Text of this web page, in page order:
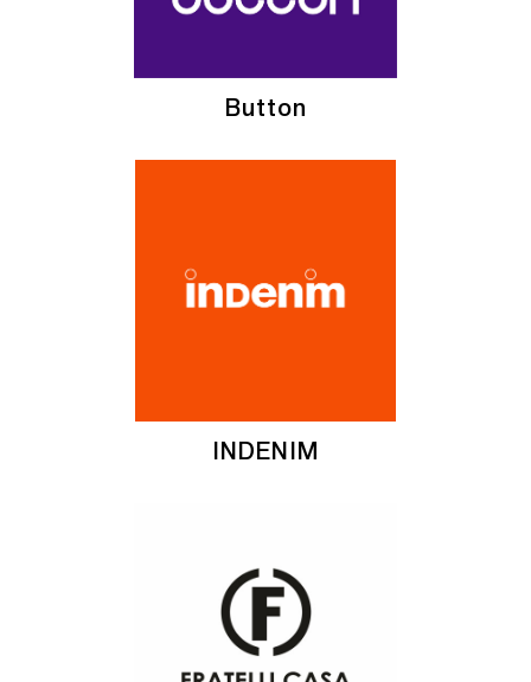
Button
INDENIM